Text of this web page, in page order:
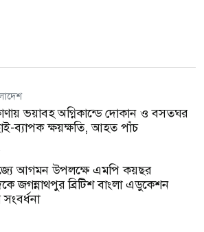
ভয়াবহ অগ্নিকান্ডে দোকান ও বসতঘর
ব্যাপক ক্ষয়ক্ষতি, আহত পাঁচ
আগমন উপলক্ষে এমপি কয়ছর
জগন্নাথপুর ব্রিটিশ বাংলা এডুকেশন
সংবর্ধনা